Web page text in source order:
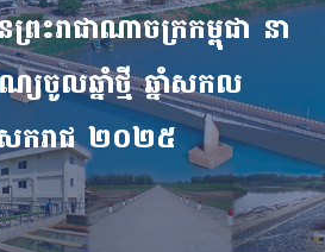
រះរាជាណាចក្រកម្ពុជា នា
ចូលឆ្នាំថ្មី ឆ្នាំសកល
ករាជ ២០២៥